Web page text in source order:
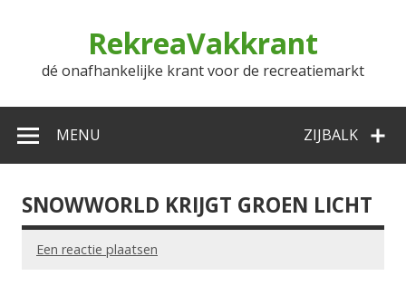
RekreaVakkrant
dé onafhankelijke krant voor de recreatiemarkt
ZIJBALK
MENU
SNOWWORLD KRIJGT GROEN LICHT
Een reactie plaatsen